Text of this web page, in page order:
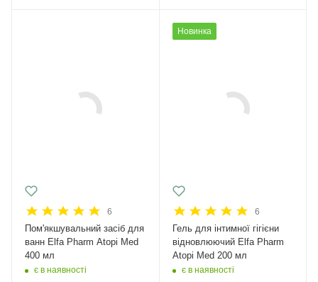
6
Пом'якшувальний засіб для
ванн Elfa Pharm Atopi Med
400 мл
є в наявності
Новинка
6
Гель для інтимної гігієни
відновлюючий Elfa Pharm
Atopi Med 200 мл
є в наявності